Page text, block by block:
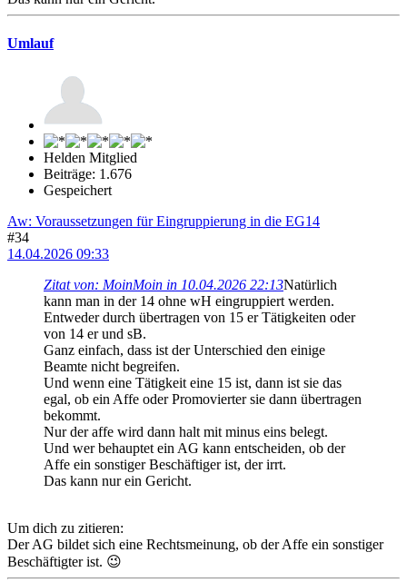
Umlauf
Helden Mitglied
Beiträge: 1.676
Gespeichert
Aw: Voraussetzungen für Eingruppierung in die EG14
#34
14.04.2026 09:33
Zitat von: MoinMoin in 10.04.2026 22:13Natürlich
kann man in der 14 ohne wH eingruppiert werden.
Entweder durch übertragen von 15 er Tätigkeiten oder
von 14 er und sB.
Ganz einfach, dass ist der Unterschied den einige
Beamte nicht begreifen.
Und wenn eine Tätigkeit eine 15 ist, dann ist sie das
egal, ob ein Affe oder Promovierter sie dann übertragen
bekommt.
Nur der affe wird dann halt mit minus eins belegt.
Und wer behauptet ein AG kann entscheiden, ob der
Affe ein sonstiger Beschäftiger ist, der irrt.
Das kann nur ein Gericht.
Um dich zu zitieren:
Der AG bildet sich eine Rechtsmeinung, ob der Affe ein sonstiger
Beschäftigter ist. 😉